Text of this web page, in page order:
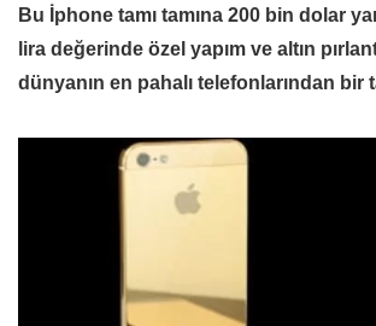
Bu İphone tamı tamına 200 bin dolar
lira değerinde özel yapım ve altın
dünyanın en pahalı telefonlarından bir